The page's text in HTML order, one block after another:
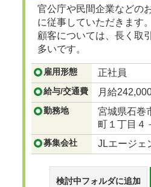
官公庁や民間企業などの
に従事していただきます。
顧客については、長く取
多いです。
...つづきを見る
雇用形態 正社員
給与/交通費 月給
勤務地
宮城県石巻
町１丁目４
募集会社 JLエージェ
検討中フォルダに追加